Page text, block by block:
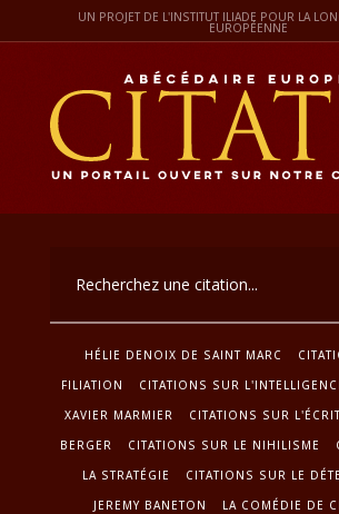
UN PROJET DE L'INSTITUT ILIADE POUR LA
EUROPÉENNE
HÉLIE DENOIX DE SAINT MARC
FILIATION
CITATIONS SUR
XAVIER MARMIER
CITATIONS SUR
BERGER
CITATIONS SUR LE NIHILISME
LA STRATÉGIE
CITATIONS SUR LE
JEREMY BANETON
LA COMÉDIE DE